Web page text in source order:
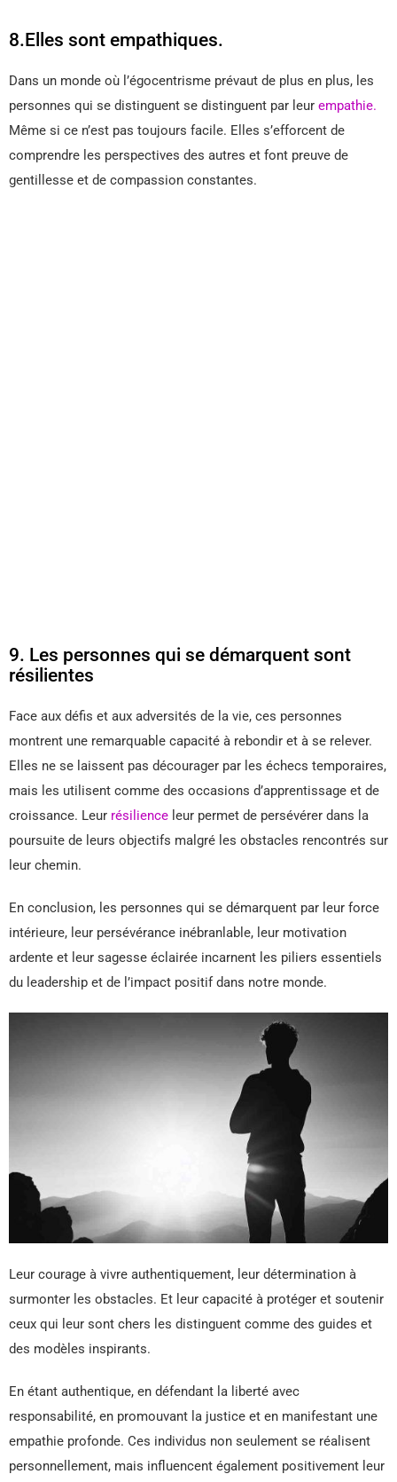
8.Elles sont empathiques.
Dans un monde où l’égocentrisme prévaut de plus en plus, les
personnes qui se distinguent se distinguent par leur empathie.
Même si ce n’est pas toujours facile. Elles s’efforcent de
comprendre les perspectives des autres et font preuve de
gentillesse et de compassion constantes.
9. Les personnes qui se démarquent sont
résilientes
Face aux défis et aux adversités de la vie, ces personnes
montrent une remarquable capacité à rebondir et à se relever.
Elles ne se laissent pas décourager par les échecs temporaires,
mais les utilisent comme des occasions d’apprentissage et de
croissance. Leur résilience leur permet de persévérer dans la
poursuite de leurs objectifs malgré les obstacles rencontrés sur
leur chemin.
En conclusion, les personnes qui se démarquent par leur force
intérieure, leur persévérance inébranlable, leur motivation
ardente et leur sagesse éclairée incarnent les piliers essentiels
du leadership et de l’impact positif dans notre monde.
Leur courage à vivre authentiquement, leur détermination à
surmonter les obstacles. Et leur capacité à protéger et soutenir
ceux qui leur sont chers les distinguent comme des guides et
des modèles inspirants.
En étant authentique, en défendant la liberté avec
responsabilité, en promouvant la justice et en manifestant une
empathie profonde. Ces individus non seulement se réalisent
personnellement, mais influencent également positivement leur